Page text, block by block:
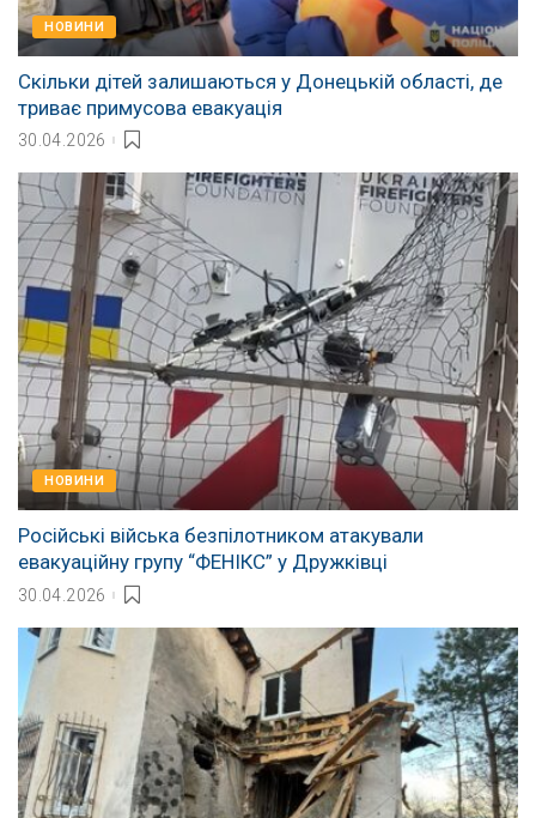
НОВИНИ
Скільки дітей залишаються у Донецькій області, де
триває примусова евакуація
30.04.2026
НОВИНИ
Російські війська безпілотником атакували
евакуаційну групу “ФЕНІКС” у Дружківці
30.04.2026